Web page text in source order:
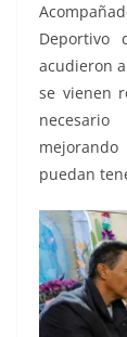
Deportivo
acudieron
se vienen
puedan